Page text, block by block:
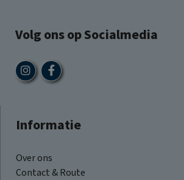
Volg ons op Socialmedia
Informatie
Over ons
Contact & Route